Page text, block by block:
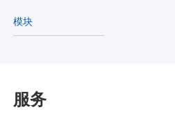
模块
服务